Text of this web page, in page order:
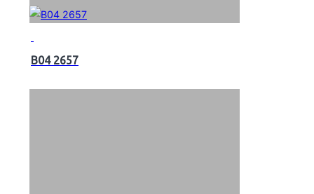
B04 2657